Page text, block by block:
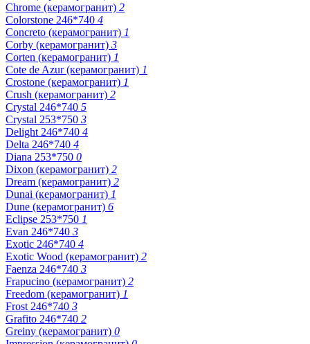
Chrome (керамогранит) 2
Colorstone 246*740 4
Concreto (керамогранит) 1
Corby (керамогранит) 3
Corten (керамогранит) 1
Cote de Azur (керамогранит) 1
Crostone (керамогранит) 1
Crush (керамогранит) 2
Crystal 246*740 5
Crystal 253*750 3
Delight 246*740 4
Delta 246*740 4
Diana 253*750 0
Dixon (керамогранит) 2
Dream (керамогранит) 2
Dunai (керамогранит) 1
Dune (керамогранит) 6
Eclipse 253*750 1
Evan 246*740 3
Exotic 246*740 4
Exotic Wood (керамогранит) 2
Faenza 246*740 3
Frapucino (керамогранит) 2
Freedom (керамогранит) 1
Frost 246*740 3
Grafito 246*740 2
Greiny (керамогранит) 0